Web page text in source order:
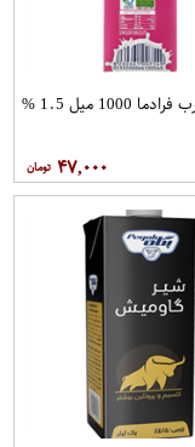
شیر کم چرب فرادما 1000 میل 1.5 %
۴۷,۰۰۰